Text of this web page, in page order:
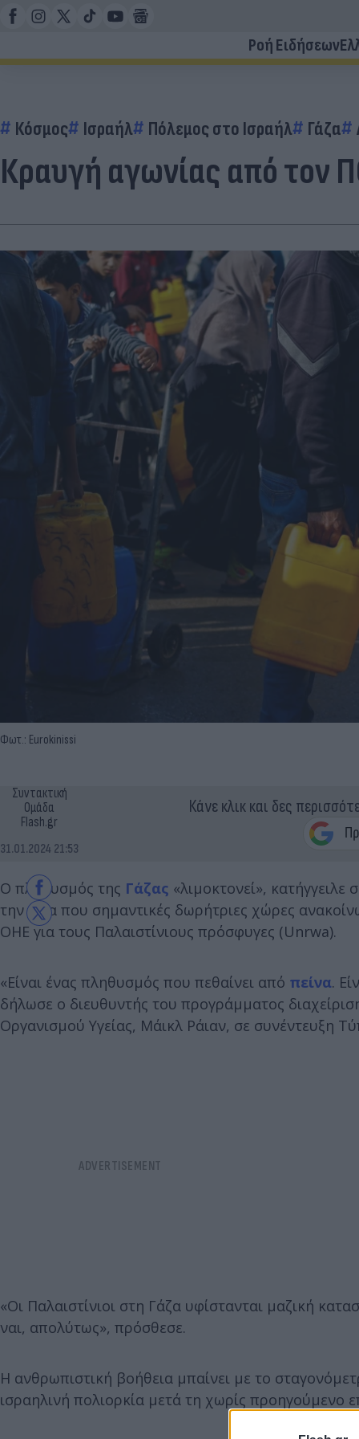
Ροή Ειδήσεων
Κόσμος Ισραήλ Πόλεμος στο Ισραήλ Γάζα
Κραυγή αγωνίας από τον
Φωτ.: Eurokinissi
Συντακτική
Ομάδα
Flash.gr
31.01.2024 21:53
Κάνε κλικ και δες
Ο πληθυσμός της Γάζας «λιμοκτονεί»,
την ώρα που σημαντικές δωρήτριες χώρες
ΟΗΕ για τους Παλαιστίνιους πρόσφυγες (Unrwa).
«Είναι ένας πληθυσμός που πεθαίνει από πείνα.
δήλωσε ο διευθυντής του προγράμματος
Οργανισμού Υγείας, Μάικλ Ράιαν, σε συνέντευξη
«Οι Παλαιστίνιοι στη Γάζα υφίστανται μαζική
ναι, απολύτως», πρόσθεσε.
Η ανθρωπιστική βοήθεια μπαίνει με το
ισραηλινή πολιορκία μετά τη χωρίς προηγούμενο